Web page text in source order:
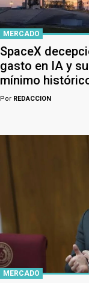
MERCADO
SpaceX
gasto en IA y
mínimo
Por REDACCION
MERCADO